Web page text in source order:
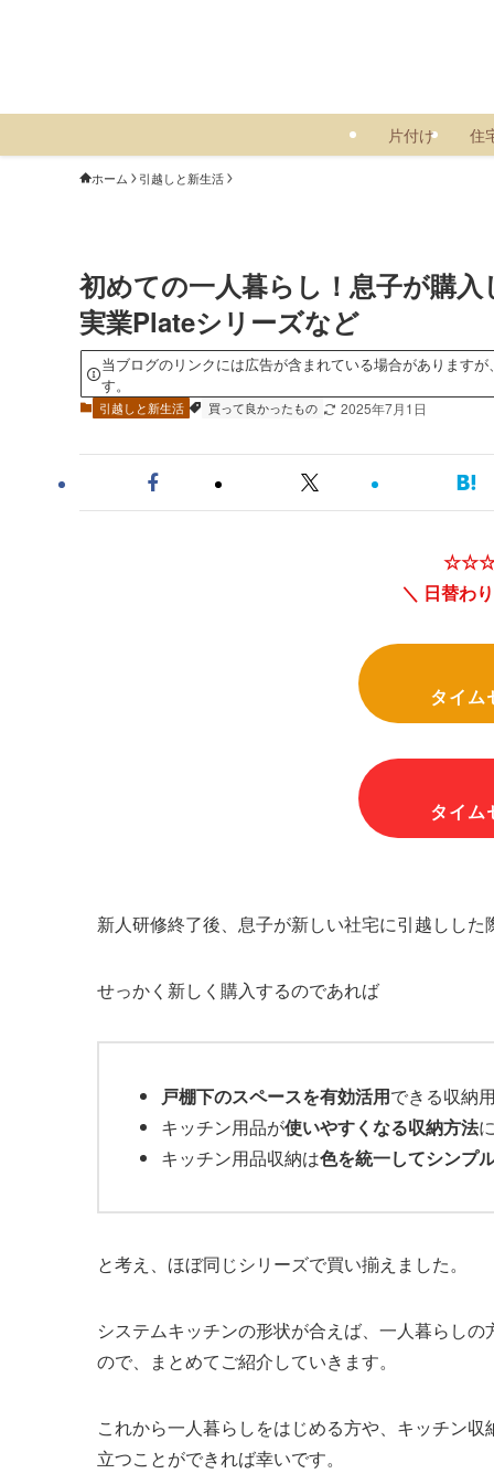
片付け 住
ホーム 引越しと新生活
初めての一人暮らし！息子が購
実業Plateシリーズなど
当ブログのリンクには広告が含まれている場合があります
す。
引越しと新生活 買って良かったもの 2025年7月1日
☆☆
＼ 日替わ
タイム
タイム
新人研修終了後、息子が新しい社宅に引越しし
せっかく新しく購入するのであれば
戸棚下のスペースを有効活用できる収納
キッチン用品が使いやすくなる収納方法
キッチン用品収納は色を統一してシンプ
と考え、ほぼ同じシリーズで買い揃えました。
システムキッチンの形状が合えば、一人暮らし
ので、まとめてご紹介していきます。
これから一人暮らしをはじめる方や、キッチン
立つことができれば幸いです。